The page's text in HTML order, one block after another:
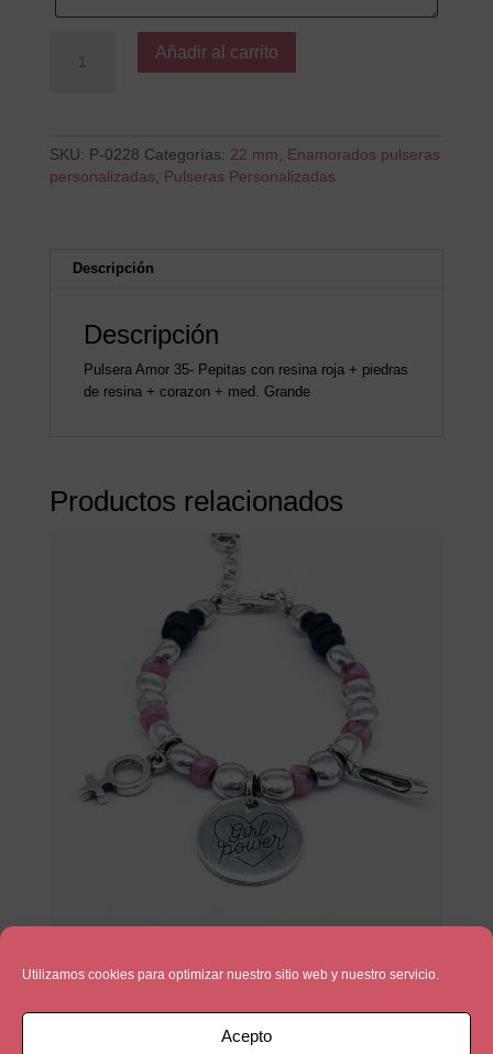
Utilizamos cookies para optimizar nuestro sitio web y nuestro servicio.
Acepto
persona
Añadir al carrito
SKU: P-0228 Categorías: 22 mm, Enamorados pulseras
personalizadas, Pulseras Personalizadas
Descripción
Descripción
Pulsera Amor 35- Pepitas con resina roja + piedras
de resina + corazon + med. Grande
Productos relacionados
Girl Power
33,90€